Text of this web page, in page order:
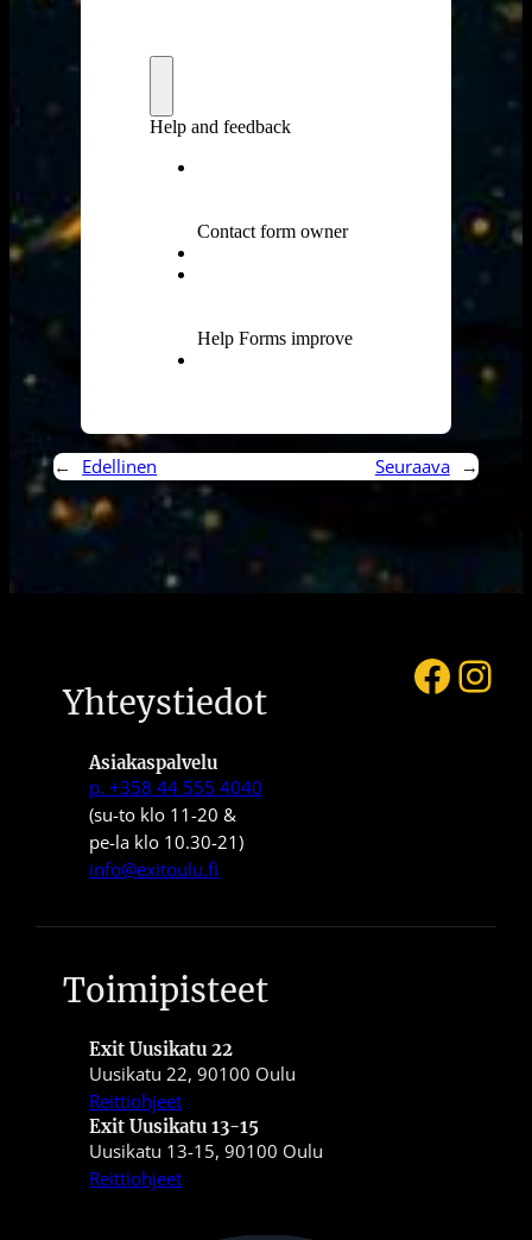
← Edellinen Seuraava →
Yhteystiedot
Asiakaspalvelu
p. +358 44 555 4040
(su-to klo 11-20 &
pe-la klo 10.30-21)
info@exitoulu.fi
Toimipisteet
Exit Uusikatu 22
Uusikatu 22, 90100 Oulu
Reittiohjeet
Exit Uusikatu 13-15
Uusikatu 13-15, 90100 Oulu
Reittiohjeet